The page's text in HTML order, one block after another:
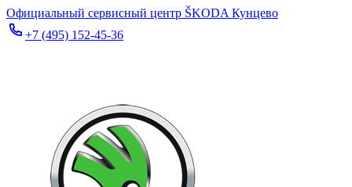
Официальный сервисный центр ŠKODA Кунцево
+7 (495) 152-45-36